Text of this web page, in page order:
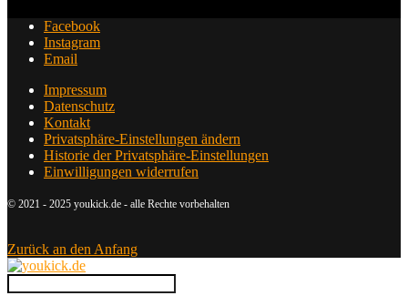
Facebook
Instagram
Email
Impressum
Datenschutz
Kontakt
Privatsphäre-Einstellungen ändern
Historie der Privatsphäre-Einstellungen
Einwilligungen widerrufen
© 2021 - 2025 youkick.de - alle Rechte vorbehalten
Zurück an den Anfang